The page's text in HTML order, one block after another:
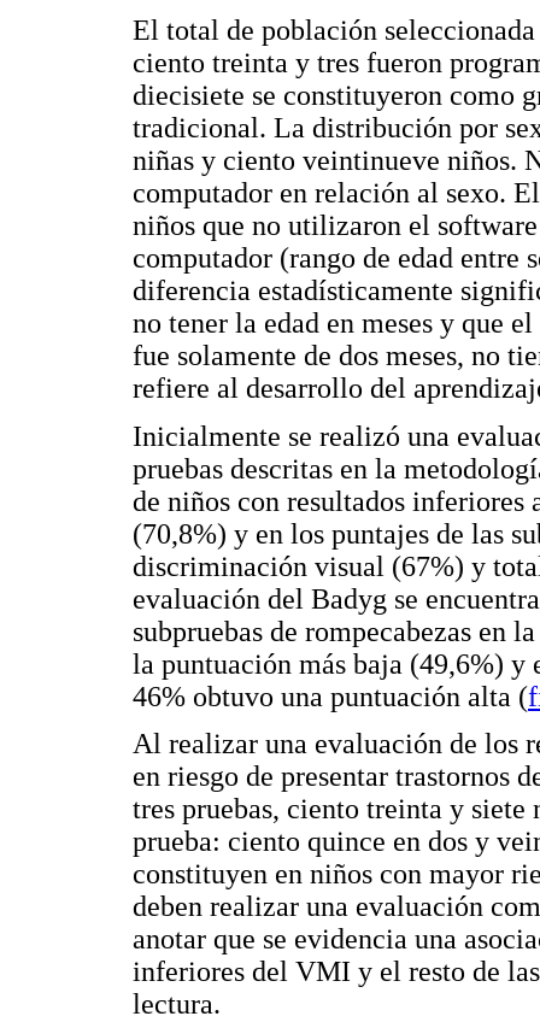
El total de población
ciento treinta y tres fueron
diecisiete se constituyeron como
tradicional. La distribución por
niñas y ciento veintinueve niños.
computador en relación al sexo.
niños que no utilizaron el
computador (rango de edad entre
diferencia estadísticamente
no tener la edad en meses y que
fue solamente de dos meses, no
refiere al desarrollo del
Inicialmente se realizó una
pruebas descritas en la
de niños con resultados inferiores
(70,8%) y en los puntajes de las
discriminación visual (67%) y
evaluación del Badyg se
subpruebas de rompecabezas en
la puntuación más baja (49,6%)
46% obtuvo una puntuación alta (
Al realizar una evaluación de los
en riesgo de presentar trastornos
tres pruebas, ciento treinta y
prueba: ciento quince en dos y
constituyen en niños con mayor
deben realizar una evaluación
anotar que se evidencia una
inferiores del VMI y el resto de
lectura.